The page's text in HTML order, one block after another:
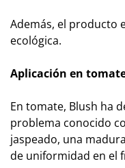
Además, el producto
ecológica.
Aplicación en
En tomate, Blush ha
problema conocido
jaspeado, una
de uniformidad en el